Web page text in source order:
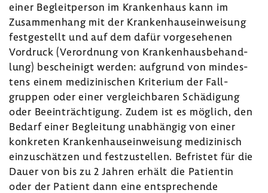
einer Begleit­person im Kran­ken­haus kann im
Zusam­men­hang mit der Kran­ken­haus­ein­wei­sung
fest­ge­stellt und auf dem dafür vorge­se­henen
Vordruck (Verord­nung von Kran­ken­haus­be­hand­
lung) beschei­nigt werden: aufgrund von mindes­
tens einem medi­zi­ni­schen Krite­rium der Fall­
gruppen oder einer vergleich­baren Schä­di­gung
oder Beein­träch­ti­gung. Zudem ist es möglich, den
Bedarf einer Beglei­tung unab­hängig von einer
konkreten Kran­ken­haus­ein­wei­sung medi­zi­nisch
einzu­schätzen und fest­zu­stellen. Befristet für die
Dauer von bis zu 2 Jahren erhält die Pati­entin
oder der Patient dann eine entspre­chende